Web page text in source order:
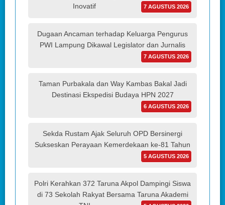
Inovatif
7 AGUSTUS 2026
Dugaan Ancaman terhadap Keluarga Pengurus
PWI Lampung Dikawal Legislator dan Jurnalis
7 AGUSTUS 2026
Taman Purbakala dan Way Kambas Bakal Jadi
Destinasi Ekspedisi Budaya HPN 2027
6 AGUSTUS 2026
Sekda Rustam Ajak Seluruh OPD Bersinergi
Sukseskan Perayaan Kemerdekaan ke-81 Tahun
5 AGUSTUS 2026
Polri Kerahkan 372 Taruna Akpol Dampingi Siswa
di 73 Sekolah Rakyat Bersama Taruna Akademi